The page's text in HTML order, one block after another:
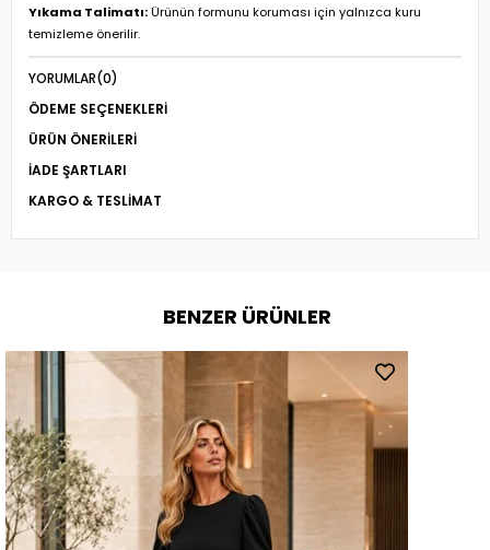
Yıkama Talimatı:Ürünün formunu koruması için yalnızca kuru
temizleme önerilir.
YORUMLAR(0)
ÖDEME SEÇENEKLERI
ÜRÜN ÖNERILERI
İADE ŞARTLARI
KARGO & TESLIMAT
BENZER ÜRÜNLER